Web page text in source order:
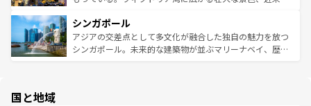
参照してほしい。
激する。気候は一年中温暖で、どの季節にも異なる楽しみ
が待っている。親しみやすいタイの人々、仏教を中心とし
た文化、そして多様な観光資源が、訪れる旅人を魅了し続
み、どこを訪れても感動するはず。観光スポットが密集し
ており、効率よく見どころを回れるのも魅力。息をのむよ
うな絶景から文化的な体験まで、香港を存分に楽しみ尽く
シンガポール
アジアの交差点として多文化が融合した独自の魅力を放つ
シンガポール。未来的な建築物が並ぶマリーナベイ、歴史
国と地域